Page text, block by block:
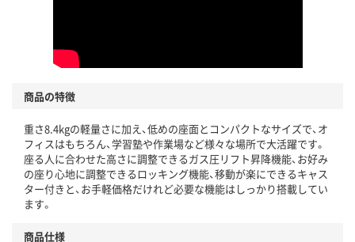
商品の特徴
重さ8.4kgの軽量さに加え、低めの座面とコンパクトなサイズで、オ
フィスはもちろん、学習塾や作業場など様々な場所で大活躍です。
座る人に合わせた高さに調整できるガス圧リフト昇降機能、お好み
の座り心地に調整できるロッキング機能、移動が楽にできるキャス
ター付きと、お手軽価格だけれど必要な機能はしっかり搭載してい
ます。
商品仕様